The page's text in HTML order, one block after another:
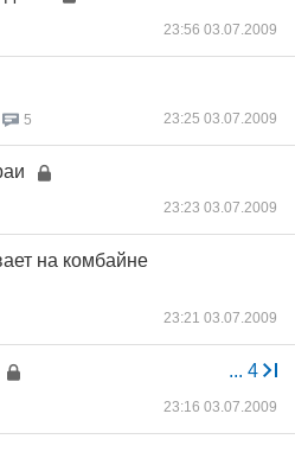
23:56 03.07.2009
5 23:25 03.07.2009
23:23 03.07.2009
на комбайне
23:21 03.07.2009
... 4
23:16 03.07.2009